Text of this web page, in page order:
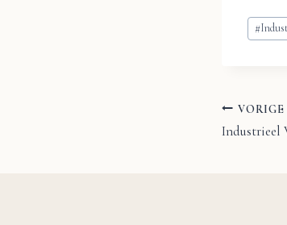
Bericht
tags:
#
VORIGE
Industrieel